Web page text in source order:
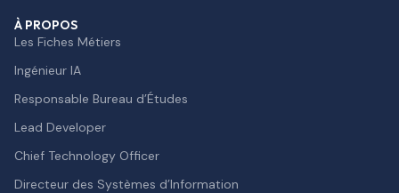
À PROPOS
Les Fiches Métiers
Ingénieur IA
Responsable Bureau d’Études
Lead Developer
Chief Technology Officer
Directeur des Systèmes d’Information